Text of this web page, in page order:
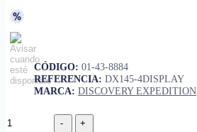
CÓDIGO: 01-43-8884
REFERENCIA: DX145-4DISPLAY
MARCA: DISCOVERY EXPEDITION